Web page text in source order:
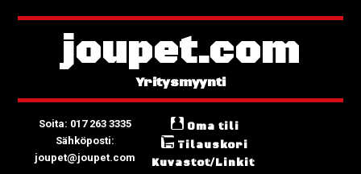
joupet.com
Soita: 017 263 3335
Sähköposti:
joupet@joupet.com
Oma tili
Tilauskori
Kuvastot/Linkit